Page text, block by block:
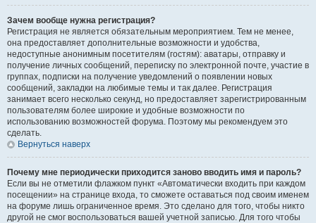
Зачем вообще нужна регистрация?
Регистрация не является обязательным мероприятием. Тем не менее,
она предоставляет дополнительные возможности и удобства,
недоступные анонимным посетителям (гостям): аватары, отправку и
получение личных сообщений, переписку по электронной почте, участие в
группах, подписки на получение уведомлений о появлении новых
сообщений, закладки на любимые темы и так далее. Регистрация
занимает всего несколько секунд, но предоставляет зарегистрированным
пользователям более широкие и удобные возможности по
использованию возможностей форума. Поэтому мы рекомендуем это
сделать.
Вернуться наверх
Почему мне периодически приходится заново вводить имя и пароль?
Если вы не отметили флажком пункт «Автоматически входить при каждом
посещении» на странице входа, то сможете оставаться под своим именем
на форуме лишь ограниченное время. Это сделано для того, чтобы никто
другой не смог воспользоваться вашей учетной записью. Для того чтобы